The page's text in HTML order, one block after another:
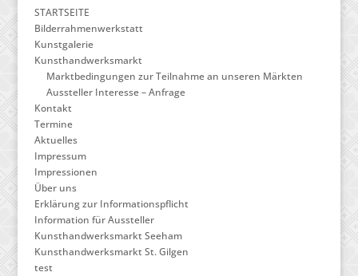
STARTSEITE
Bilderrahmenwerkstatt
Kunstgalerie
Kunsthandwerksmarkt
Marktbedingungen zur Teilnahme an unseren Märkten
Aussteller Interesse – Anfrage
Kontakt
Termine
Aktuelles
Impressum
Impressionen
Über uns
Erklärung zur Informationspflicht
Information für Aussteller
Kunsthandwerksmarkt Seeham
Kunsthandwerksmarkt St. Gilgen
test